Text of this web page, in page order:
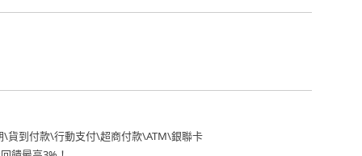
\貨到付款\行動支付\超商付款\ATM\銀聯卡